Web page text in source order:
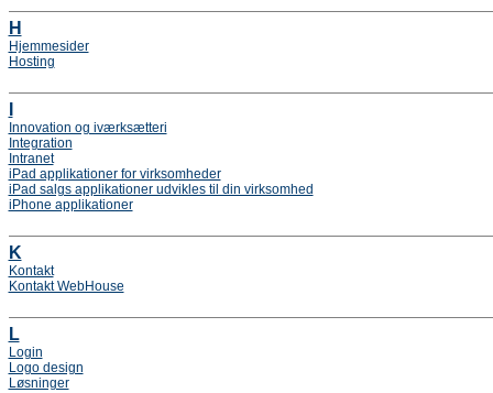
H
Hjemmesider
Hosting
Innovation og iværksætteri
Integration
Intranet
iPad applikationer for virksomheder
iPad salgs applikationer udvikles til din virksomhed
iPhone applikationer
K
Kontakt
Kontakt WebHouse
L
Login
Logo design
Løsninger